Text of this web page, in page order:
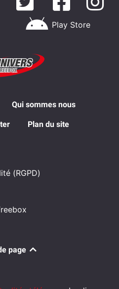
Play Store
Qui sommes nous
Plan du site
(RGPD)
page